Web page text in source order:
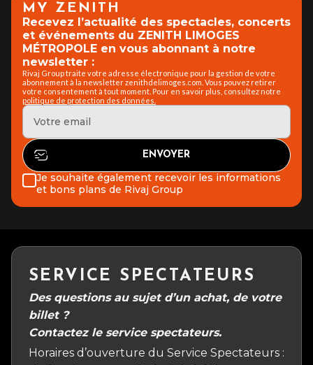
MY ZENITH
Recevez l’actualité des spectacles, concerts
et événements du ZENITH LIMOGES
MÉTROPOLE en vous abonnant à notre
newsletter :
Rivaj Group traite votre adresse électronique pour la gestion de votre
abonnement à la newsletter zenithdelimoges.com. Vous pouvez retirer
votre consentement à tout moment. Pour en savoir plus, consultez notre
politique de protection des données.
Je souhaite également recevoir les informations
et bons plans de Rivaj Group
SERVICE SPECTATEURS
Des questions au sujet d’un achat, de votre
billet ?
Contactez le service spectateurs.
Horaires d’ouverture du Service Spectateurs :